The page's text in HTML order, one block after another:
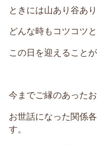
ときには山あり谷あ
どんな時もコツコツ
この日を迎えることが
今までご縁のあったお
お世話になった関係
す。